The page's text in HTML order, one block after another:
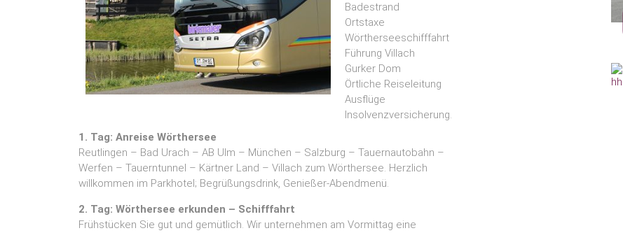
Badestrand
Ortstaxe
Wörtherseeschifffahrt
Führung Villach
Gurker Dom
Örtliche Reiseleitung
Ausflüge
Insolvenzversicherung.
1. Tag: Anreise Wörthersee
Reutlingen – Bad Urach – AB Ulm – München – Salzburg – Tauernautobahn –
Werfen – Tauerntunnel – Kärtner Land – Villach zum Wörthersee. Herzlich
willkommen im Parkhotel; Begrüßungsdrink, Genießer-Abendmenü.
2. Tag: Wörthersee erkunden – Schifffahrt
Frühstücken Sie gut und gemütlich. Wir unternehmen am Vormittag eine